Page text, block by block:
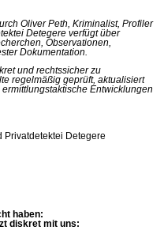
Oliver Peth, Kriminalist, Profiler
Detegere verfügt über
Observationen,
Dokumentation.
und rechtssicher zu
regelmäßig geprüft, aktualisiert
Entwicklungen
haben:
diskret mit uns: